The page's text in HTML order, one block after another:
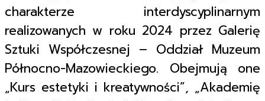
charakterze interdyscyplinarnym
realizowanych w roku 2024 przez Galerię
Sztuki Współczesnej – Oddział Muzeum
Północno-Mazowieckiego. Obejmują one
„Kurs estetyki i kreatywności”, „Akademię